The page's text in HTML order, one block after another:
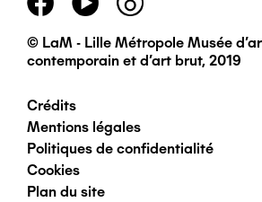
principal
© LaM - Lille Métropole Musée
contemporain et d'art brut, 2019
Pied
de
Crédits
Mentions légales
Politiques de confidentialité
Cookies
Plan du site